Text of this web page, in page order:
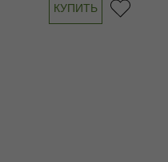
КУПИТЬ